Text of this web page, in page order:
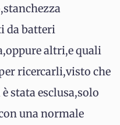
da batteri
altri,e quali
ricercarli,visto che
stata esclusa,solo
una normale